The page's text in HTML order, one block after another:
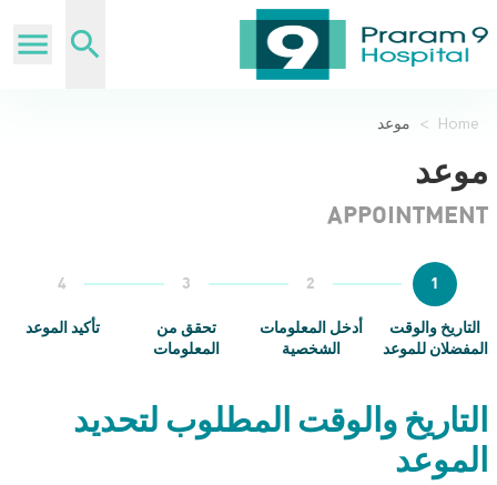
Home
> موعد
موعد
APPOINTMENT
1
2
3
4
التاريخ والوقت
المفضلان للموعد
أدخل المعلومات
الشخصية
تحقق من
المعلومات
تأكيد الموعد
التاريخ والوقت المطلوب لتحديد
الموعد